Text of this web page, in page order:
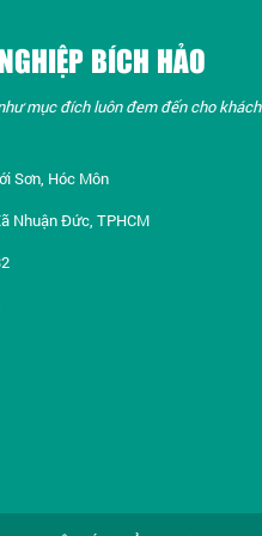
BÍCH HẢO
mục đích luôn đem đến cho khách
Sơn, Hóc Môn
Nhuận Đức, TPHCM